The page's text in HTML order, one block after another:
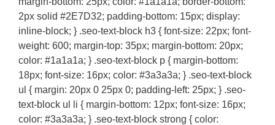
2px solid #2E7D32; padding-bottom: 15px; display:
inline-block; } .seo-text-block h3 { font-size: 22px; font-
weight: 600; margin-top: 35px; margin-bottom: 20px;
color: #1a1a1a; } .seo-text-block p { margin-bottom:
18px; font-size: 16px; color: #3a3a3a; } .seo-text-block
ul { margin: 20px 0 25px 0; padding-left: 25px; } .seo-
text-block ul li { margin-bottom: 12px; font-size: 16px;
color: #3a3a3a; } .seo-text-block strong { color: